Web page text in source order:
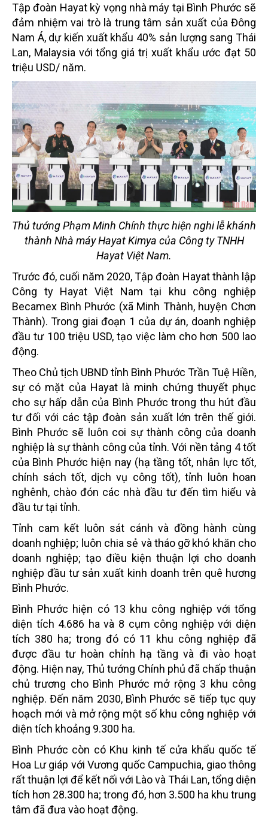
Tập đoàn Hayat kỳ vọng nhà máy tại Bình Phước sẽ
đảm nhiệm vai trò là trung tâm sản xuất của Đông
Nam Á, dự kiến xuất khẩu 40% sản lượng sang Thái
Lan, Malaysia với tổng giá trị xuất khẩu ước đạt 50
triệu USD/ năm.
Thủ tướng Phạm Minh Chính thực hiện nghi lễ khánh
thành Nhà máy Hayat Kimya của Công ty TNHH
Hayat Việt Nam.
Trước đó, cuối năm 2020, Tập đoàn Hayat thành lập
Công ty Hayat Việt Nam tại khu công nghiệp
Becamex Bình Phước (xã Minh Thành, huyện Chơn
Thành). Trong giai đoạn 1 của dự án, doanh nghiệp
đầu tư 100 triệu USD, tạo việc làm cho hơn 500 lao
động.
Theo Chủ tịch UBND tỉnh Bình Phước Trần Tuệ Hiền,
sự có mặt của Hayat là minh chứng thuyết phục
cho sự hấp dẫn của Bình Phước trong thu hút đầu
tư đối với các tập đoàn sản xuất lớn trên thế giới.
Bình Phước sẽ luôn coi sự thành công của doanh
nghiệp là sự thành công của tỉnh. Với nền tảng 4 tốt
của Bình Phước hiện nay (hạ tầng tốt, nhân lực tốt,
chính sách tốt, dịch vụ công tốt), tỉnh luôn hoan
nghênh, chào đón các nhà đầu tư đến tìm hiểu và
đầu tư tại tỉnh.
Tỉnh cam kết luôn sát cánh và đồng hành cùng
doanh nghiệp; luôn chia sẻ và tháo gỡ khó khăn cho
doanh nghiệp; tạo điều kiện thuận lợi cho doanh
nghiệp đầu tư sản xuất kinh doanh trên quê hương
Bình Phước.
Bình Phước hiện có 13 khu công nghiệp với tổng
diện tích 4.686 ha và 8 cụm công nghiệp với diện
tích 380 ha; trong đó có 11 khu công nghiệp đã
được đầu tư hoàn chỉnh hạ tầng và đi vào hoạt
động. Hiện nay, Thủ tướng Chính phủ đã chấp thuận
chủ trương cho Bình Phước mở rộng 3 khu công
nghiệp. Đến năm 2030, Bình Phước sẽ tiếp tục quy
hoạch mới và mở rộng một số khu công nghiệp với
diện tích khoảng 9.300 ha.
Bình Phước còn có Khu kinh tế cửa khẩu quốc tế
Hoa Lư giáp với Vương quốc Campuchia, giao thông
rất thuận lợi để kết nối với Lào và Thái Lan, tổng diện
tích hơn 28.300 ha; trong đó, hơn 3.500 ha khu trung
tâm đã đưa vào hoạt động.